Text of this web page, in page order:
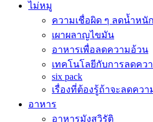
ไม่หมู
ความเชื่อผิด ๆ ลดน้ำหนัก
เผาผลาญไขมัน
อาหารเพื่อลดความอ้วน
เทคโนโลยีกับการลดคว
six pack
เรื่องที่ต้องรู้ถ้าจะลดคว
อาหาร
อาหารมังสวิรัติ